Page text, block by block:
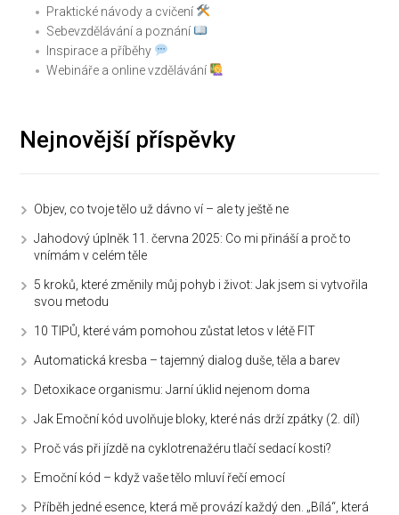
Praktické návody a cvičení
Sebevzdělávání a poznání
Inspirace a příběhy
Webináře a online vzdělávání
Nejnovější příspěvky
Objev, co tvoje tělo už dávno ví – ale ty ještě ne
Jahodový úplněk 11. června 2025: Co mi přináší a proč to
vnímám v celém těle
5 kroků, které změnily můj pohyb i život: Jak jsem si vytvořila
svou metodu
10 TIPŮ, které vám pomohou zůstat letos v létě FIT
Automatická kresba – tajemný dialog duše, těla a barev
Detoxikace organismu: Jarní úklid nejenom doma
Jak Emoční kód uvolňuje bloky, které nás drží zpátky (2. díl)
Proč vás při jízdě na cyklotrenažéru tlačí sedací kosti?
Emoční kód – když vaše tělo mluví řečí emocí
Příběh jedné esence, která mě provází každý den. „Bílá“, která